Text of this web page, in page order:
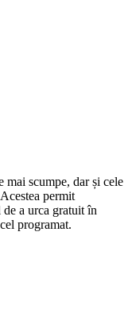
mai scumpe, dar și cele
permit
a urca gratuit în
programat.